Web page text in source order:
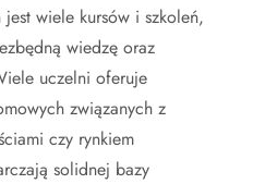
wiele kursów i szkoleń,
wiedzę oraz
uczelni oferuje
związanych z
czy rynkiem
solidnej bazy